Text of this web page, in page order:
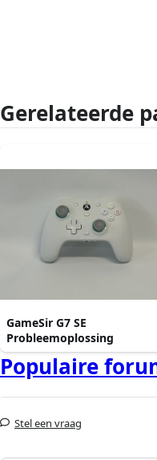
Gerelateerde
GameSir G7 SE
Probleemoplossing
Populaire
Stel een vraag